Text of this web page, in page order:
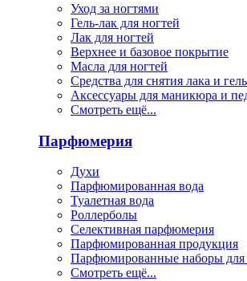
Уход за ногтями
Гель-лак для ногтей
Лак для ногтей
Верхнее и базовое покрытие
Масла для ногтей
Средства для снятия лака и
Аксессуары для маникюра и
Смотреть ещё...
Парфюмерия
Духи
Парфюмированная вода
Туалетная вода
Роллерболы
Селективная парфюмерия
Парфюмированная продукция
Парфюмированные наборы
Смотреть ещё...